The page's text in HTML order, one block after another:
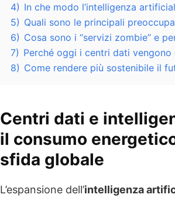
4) In che modo l’intelligenza
5) Quali sono le principali
6) Cosa sono i “servizi zombie” e
7) Perché oggi i centri dati
8) Come rendere più sostenibile il
Centri dati e
il consumo
sfida globale
L’espansione dell’intelligenza